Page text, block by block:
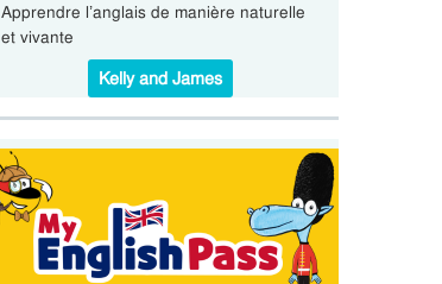
Apprendre l’anglais de manière naturelle
et vivante
Kelly and James